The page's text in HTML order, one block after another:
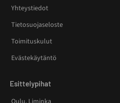
Yhteystiedot
Tietosuojaseloste
Toimituskulut
Evästekäytäntö
Esittelypihat